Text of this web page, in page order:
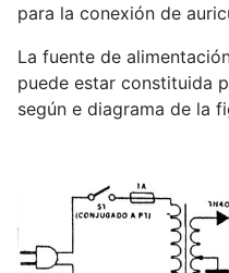
para la conexión de
La fuente de
puede estar constituida
según e diagrama de la